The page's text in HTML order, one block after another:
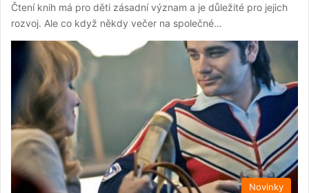
Čtení knih má pro děti zásadní význam a je důležité pro jejich
rozvoj. Ale co když někdy večer na společné…
Novinky